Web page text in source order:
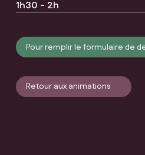
1h30 - 2h
Pour remplir le formulaire de
Retour aux animations